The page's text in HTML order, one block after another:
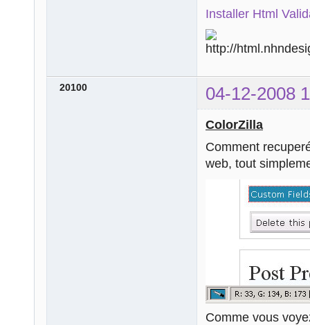
Installer Html
20100 04-12-2008
ColorZilla
Comment
web, tout
Comme vous